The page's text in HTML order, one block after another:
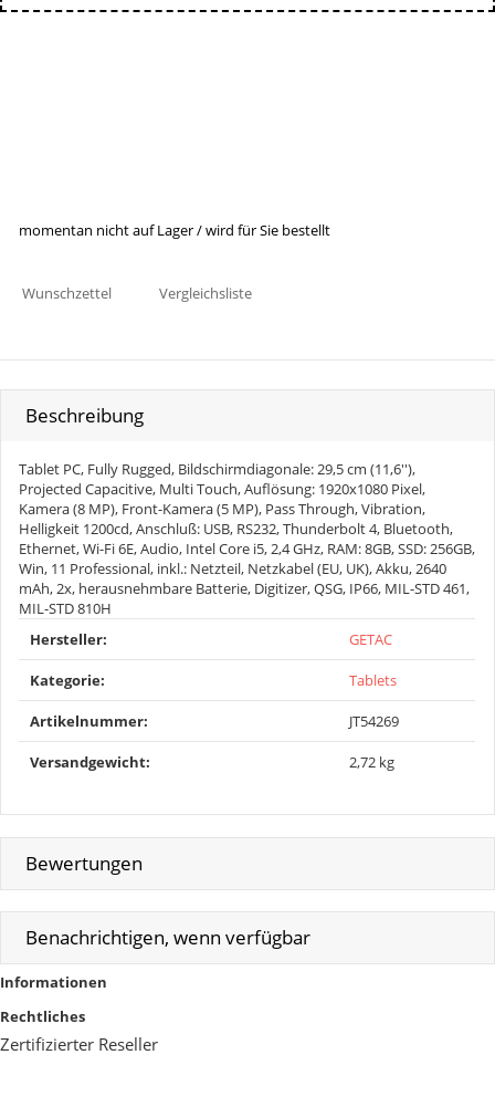
momentan nicht auf Lager / wird für Sie bestellt
Wunschzettel Vergleichsliste
Beschreibung
Tablet PC, Fully Rugged, Bildschirmdiagonale: 29,5 cm (11,6''),
Projected Capacitive, Multi Touch, Auflösung: 1920x1080 Pixel,
Kamera (8 MP), Front-Kamera (5 MP), Pass Through, Vibration,
Helligkeit 1200cd, Anschluß: USB, RS232, Thunderbolt 4, Bluetooth,
Ethernet, Wi-Fi 6E, Audio, Intel Core i5, 2,4 GHz, RAM: 8GB, SSD: 256GB,
Win, 11 Professional, inkl.: Netzteil, Netzkabel (EU, UK), Akku, 2640
mAh, 2x, herausnehmbare Batterie, Digitizer, QSG, IP66, MIL-STD 461,
MIL-STD 810H
Produkteigenschaft
Wert
Hersteller: GETAC
Kategorie: Tablets
Artikelnummer: JT54269
Versandgewicht‍: 2,72 kg
Bewertungen
Benachrichtigen, wenn verfügbar
Informationen
Rechtliches
Zertifizierter Reseller